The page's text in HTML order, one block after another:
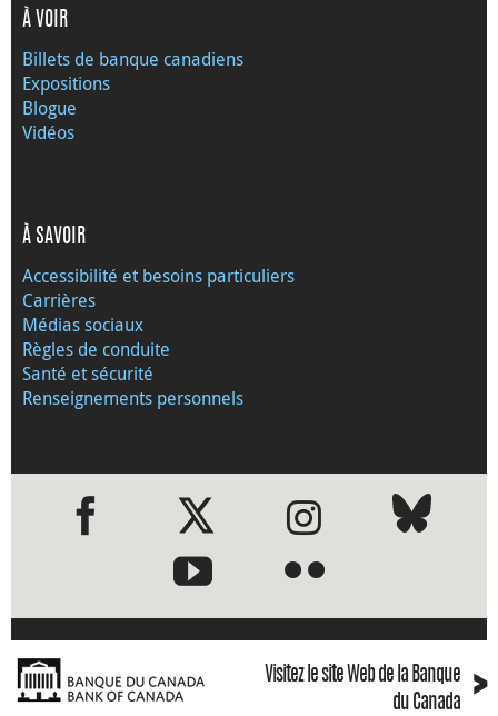
À VOIR
Billets de banque canadiens
Expositions
Blogue
Vidéos
À SAVOIR
Accessibilité et besoins particuliers
Carrières
Médias sociaux
Règles de conduite
Santé et sécurité
Renseignements personnels
●●
Visitez le site Web de la Banque
du Canada
›